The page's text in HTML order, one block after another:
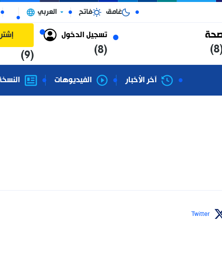
تسجيل الدخول إشتراك
فاتح العربي الجزائر
آخر الأخبار الفيديوهات النسخة الورقية